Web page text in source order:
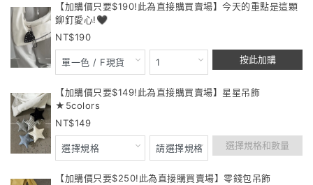
【加購價只要$190!此為直接購買賣場】今天的重點是這顆
鉚釘愛心!🖤
190
按此加購
【加購價只要$149!此為直接購買賣場】星星吊飾
★5colors
149
選擇規格和數量
【加購價只要$250!此為直接購買賣場】零錢包吊飾